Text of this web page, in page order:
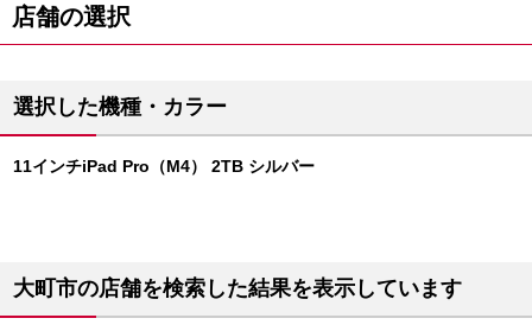
店舗の選択
選択した機種・カラー
11インチiPad Pro（M4） 2TB シルバー
大町市の店舗を検索した結果を表示しています